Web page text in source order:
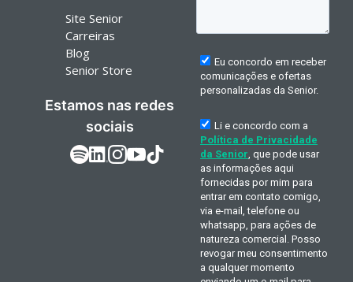
Site Senior
Carreiras
Blog
Senior Store
Estamos nas redes
sociais